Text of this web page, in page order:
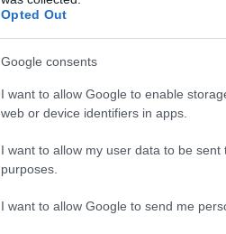
Opted Out
Google consents
I want to allow Google to enable
web or device identifiers in apps.
I want to allow my user data to be
purposes.
I want to allow Google to send me